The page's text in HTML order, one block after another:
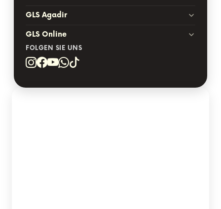
GLS Agadir
GLS Online
FOLGEN SIE UNS